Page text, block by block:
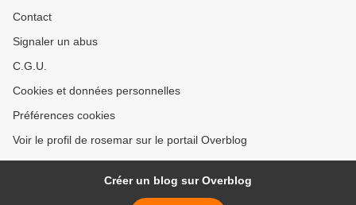
Contact
Signaler un abus
C.G.U.
Cookies et données personnelles
Préférences cookies
Voir le profil de rosemar sur le portail Overblog
Créer un blog sur Overblog